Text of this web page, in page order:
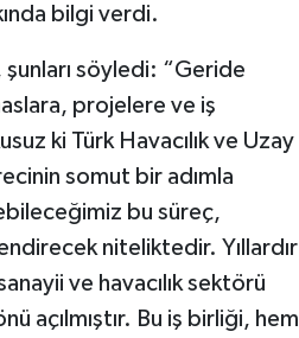
bilgi verdi.
şunları söyledi: “Geride
projelere ve iş
ki Türk Havacılık ve Uzay
somut bir adımla
bu süreç,
niteliktedir. Yıllardır
ve havacılık sektörü
açılmıştır. Bu iş birliği, hem